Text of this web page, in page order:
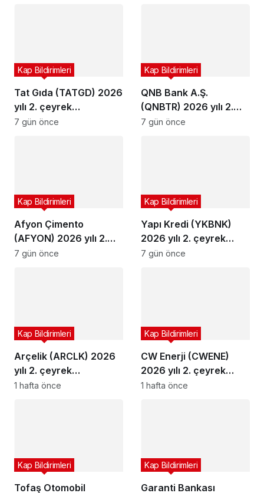
Tat Gıda (TATGD) 2026
yılı 2. çeyrek
bilançosunu açıkladı
Kap Bildirimleri
7 gün önce
QNB Bank A.Ş.
(QNBTR) 2026 yılı 2.
çeyrek bilançosunu
Kap Bildirimleri
7 gün önce
Afyon Çimento
(AFYON) 2026 yılı 2.
çeyrek bilançosunu
Kap Bildirimleri
7 gün önce
Yapı Kredi (YKBNK)
2026 yılı 2. çeyrek
bilançosunu açıkladı
Kap Bildirimleri
7 gün önce
Arçelik (ARCLK) 2026
yılı 2. çeyrek
bilançosunu açıkladı
Kap Bildirimleri
1 hafta önce
CW Enerji (CWENE)
2026 yılı 2. çeyrek
bilançosunu açıkladı
Kap Bildirimleri
1 hafta önce
Tofaş Otomobil
Kap Bildirimleri
Garanti Bankası
Kap Bildirimleri